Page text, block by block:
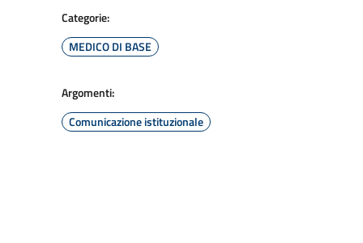
Categorie:
MEDICO DI BASE
Argomenti:
Comunicazione istituzionale